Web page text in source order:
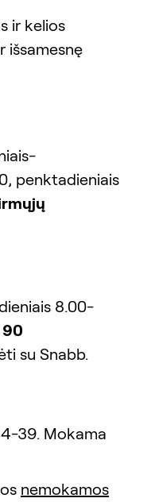
ir kelios
išsamesnę
penktadieniais
8.00-
90
su Snabb.
39. Mokama
nemokamos